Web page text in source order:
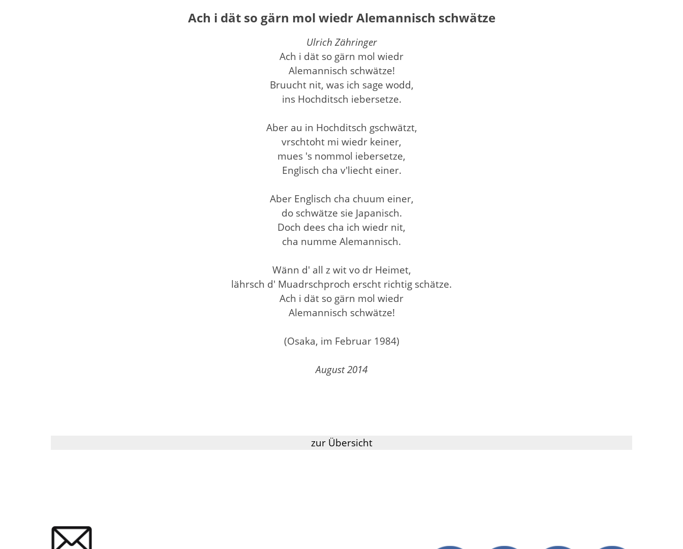
Ach i dät so gärn mol wiedr Alemannisch schwätze
Ulrich Zähringer
Ach i dät so gärn mol wiedr
Alemannisch schwätze!
Bruucht nit, was ich sage wodd,
ins Hochditsch iebersetze.
Aber au in Hochditsch gschwätzt,
vrschtoht mi wiedr keiner,
mues 's nommol iebersetze,
Englisch cha v'liecht einer.
Aber Englisch cha chuum einer,
do schwätze sie Japanisch.
Doch dees cha ich wiedr nit,
cha numme Alemannisch.
Wänn d' all z wit vo dr Heimet,
lährsch d' Muadrschproch erscht richtig schätze.
Ach i dät so gärn mol wiedr
Alemannisch schwätze!
(Osaka, im Februar 1984)
August 2014
zur Übersicht